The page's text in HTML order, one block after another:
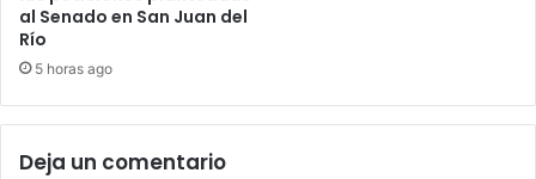
al Senado en San Juan del
Río
5 horas ago
Deja un comentario